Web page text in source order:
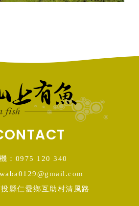
：0975 120 340
縣仁愛鄉互助村清風路